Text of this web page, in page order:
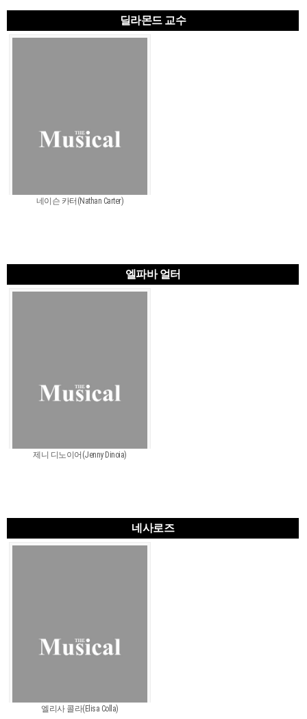
딜라몬드 교수
네이슨 카터(Nathan Carter)
엘파바 얼터
제니 디노이어(Jenny Dinoia)
네사로즈
엘리사 콜라(Elisa Colla)